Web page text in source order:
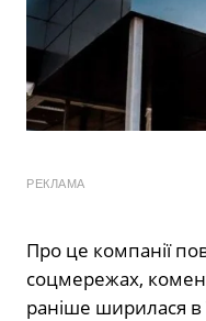
РЕКЛАМА
Про це компанії
соцмережах,
раніше ширилася в